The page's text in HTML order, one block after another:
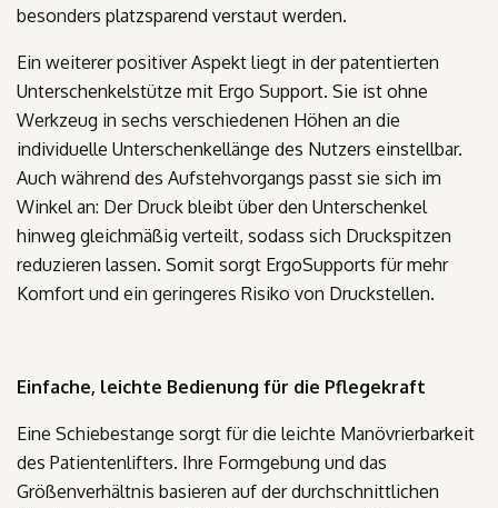
besonders platzsparend verstaut werden.
Ein weiterer positiver Aspekt liegt in der patentierten
Unterschenkelstütze mit Ergo Support. Sie ist ohne
Werkzeug in sechs verschiedenen Höhen an die
individuelle Unterschenkellänge des Nutzers einstellbar.
Auch während des Aufstehvorgangs passt sie sich im
Winkel an: Der Druck bleibt über den Unterschenkel
hinweg gleichmäßig verteilt, sodass sich Druckspitzen
reduzieren lassen. Somit sorgt ErgoSupports für mehr
Komfort und ein geringeres Risiko von Druckstellen.
Einfache, leichte Bedienung für die Pflegekraft
Eine Schiebestange sorgt für die leichte Manövrierbarkeit
des Patientenlifters. Ihre Formgebung und das
Größenverhältnis basieren auf der durchschnittlichen